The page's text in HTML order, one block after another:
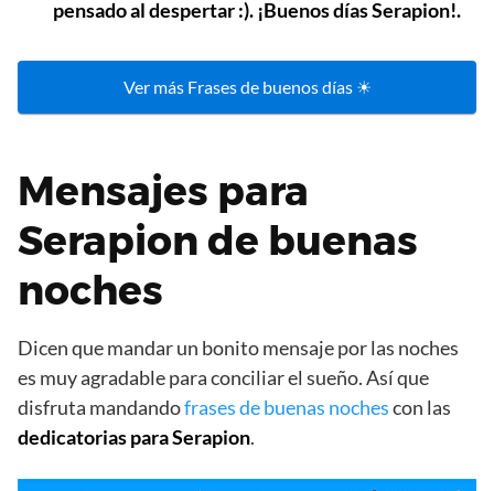
pensado al despertar :). ¡Buenos días Serapion!.
Ver más Frases de buenos días ☀
Mensajes para
Serapion de buenas
noches
Dicen que mandar un bonito mensaje por las noches
es muy agradable para conciliar el sueño. Así que
disfruta mandandofrases de buenas nochescon las
dedicatorias para Serapion.